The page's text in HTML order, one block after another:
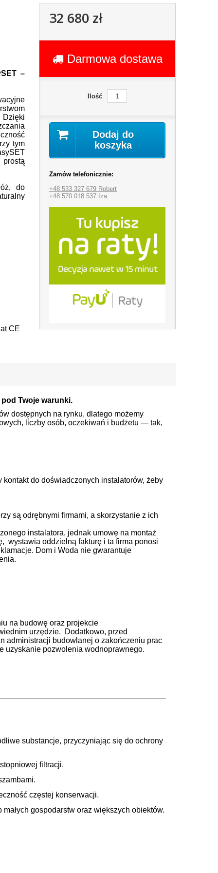
–
tym
do
CE
32 680 zł
Darmowa dostawa
Ilość
Dodaj do
koszyka
Zamów telefonicznie:
+48 533 327 679 Robert
+48 570 018 537 Iza
Twoje warunki.
dostępnych na rynku, dlatego możemy
liczby osób, oczekiwań i budżetu — tak,
kontaktdo doświadczonych instalatorów, żeby
są odrębnymi firmami, a skorzystanie z ich
instalatora, jednak umowę na montaż
wystawia oddzielną fakturę i ta firma ponosi
Dom i Woda nie gwarantuje
na budowę oraz projekcie
urzędzie. Dodatkowo, przed
administracji budowlanej o zakończeniu prac
uzyskanie pozwolenia wodnoprawnego.
substancje, przyczyniając się do ochrony
filtracji.
częstej konserwacji.
gospodarstw oraz większych obiektów.